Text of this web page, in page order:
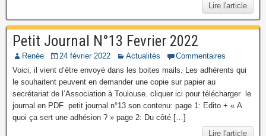
Lire l'article
Petit Journal N°13 Fevrier 2022
Renée 24 février 2022 Actualités
Commentaires
Voici, il vient d’être envoyé dans les boites mails. Les adhérents qui
le souhaitent peuvent en demander une copie sur papier au
secrétariat de l’Association à Toulouse. cliquer ici pour télécharger le
journal en PDF petit journal n°13 son contenu: page 1: Edito + « A
quoi ça sert une adhésion ? » page 2: Du côté […]
Lire l'article